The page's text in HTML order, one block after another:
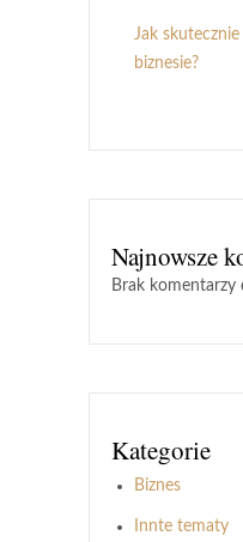
Jak
biznesie?
Najnowsze
Brak komentarzy
Kategorie
Biznes
Innte tematy